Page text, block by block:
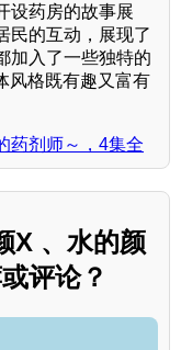
设药房的故事展
民的互动，展现了
加入了一些独特的
风格既有趣又富有
药剂师～，4集全
X 、水的颜
评论？